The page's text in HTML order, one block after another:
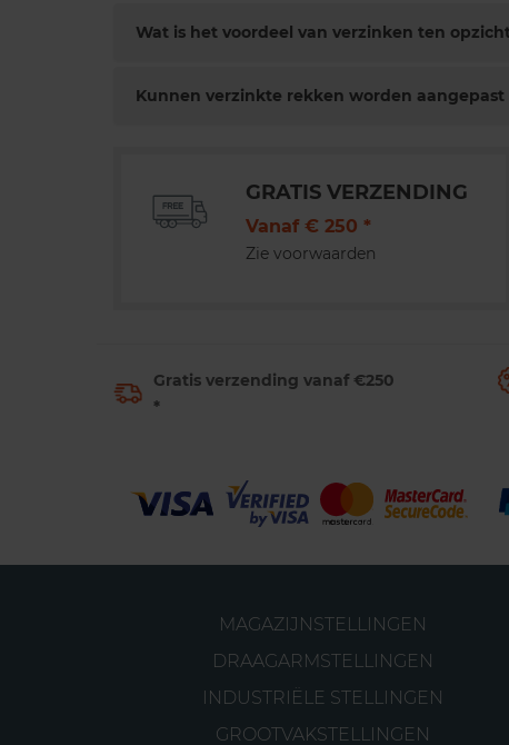
Wat is het voordeel van verzinken ten
Kunnen verzinkte rekken worden
GRATIS VERZENDING
Vanaf € 250 *
Zie voorwaarden
Gratis verzending vanaf €250
*
MAGAZIJNSTELLINGEN
DRAAGARMSTELLINGEN
INDUSTRIËLE STELLINGEN
GROOTVAKSTELLINGEN